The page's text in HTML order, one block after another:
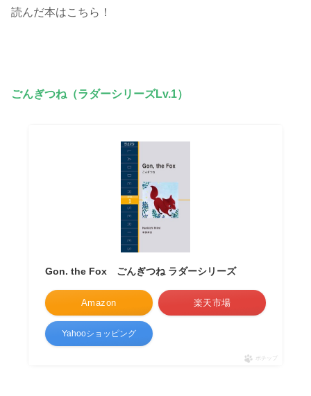
読んだ本はこちら！
ごんぎつね（ラダーシリーズLv.1）
Gon. the Fox ごんぎつね ラダーシリーズ
Amazon 楽天市場
Yahooショッピング
ポチップ